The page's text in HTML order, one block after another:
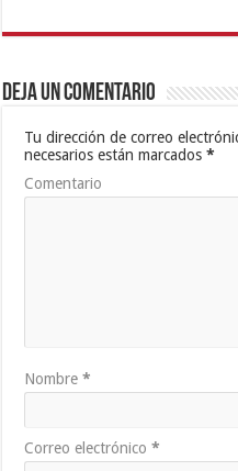
Deja un comentario
Tu dirección de correo
necesarios están marcados*
Comentario
Nombre*
Correo electrónico*